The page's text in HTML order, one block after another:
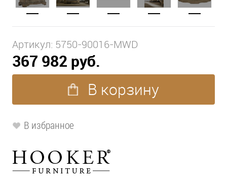
Артикул: 5750-90016-MWD
367 982 руб.
В корзину
В избранное